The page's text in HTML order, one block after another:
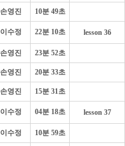
손영진 10분 49초
이수정 22분 10초 lesson 36
손영진 23분 52초
손영진 20분 33초
손영진 15분 31초
이수정 04분 18초 lesson 37
이수정 10분 59초